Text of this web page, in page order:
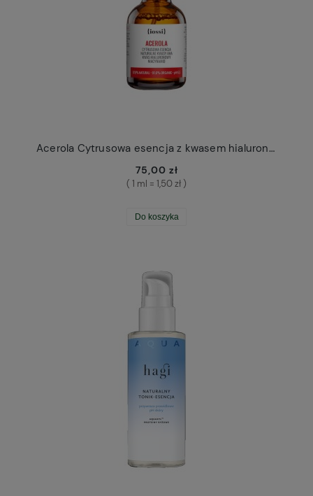
Acerola Cytrusowa esencja z kwasem hialuronowym Iossi mini 50ml
75,00 zł
( 1 ml = 1,50 zł )
Do koszyka